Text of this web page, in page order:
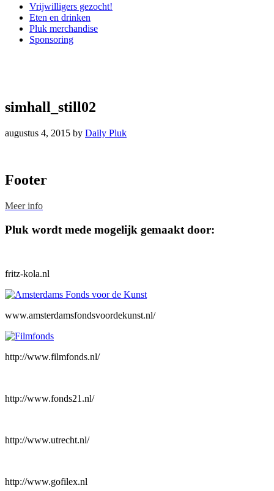
Vrijwilligers gezocht!
Eten en drinken
Pluk merchandise
Sponsoring
simhall_still02
augustus 4, 2015 by Daily Pluk
Footer
Meer info
Pluk wordt mede mogelijk gemaakt door:
fritz-kola.nl
www.amsterdamsfondsvoordekunst.nl/
http://www.filmfonds.nl/
http://www.fonds21.nl/
http://www.utrecht.nl/
http://www.gofilex.nl